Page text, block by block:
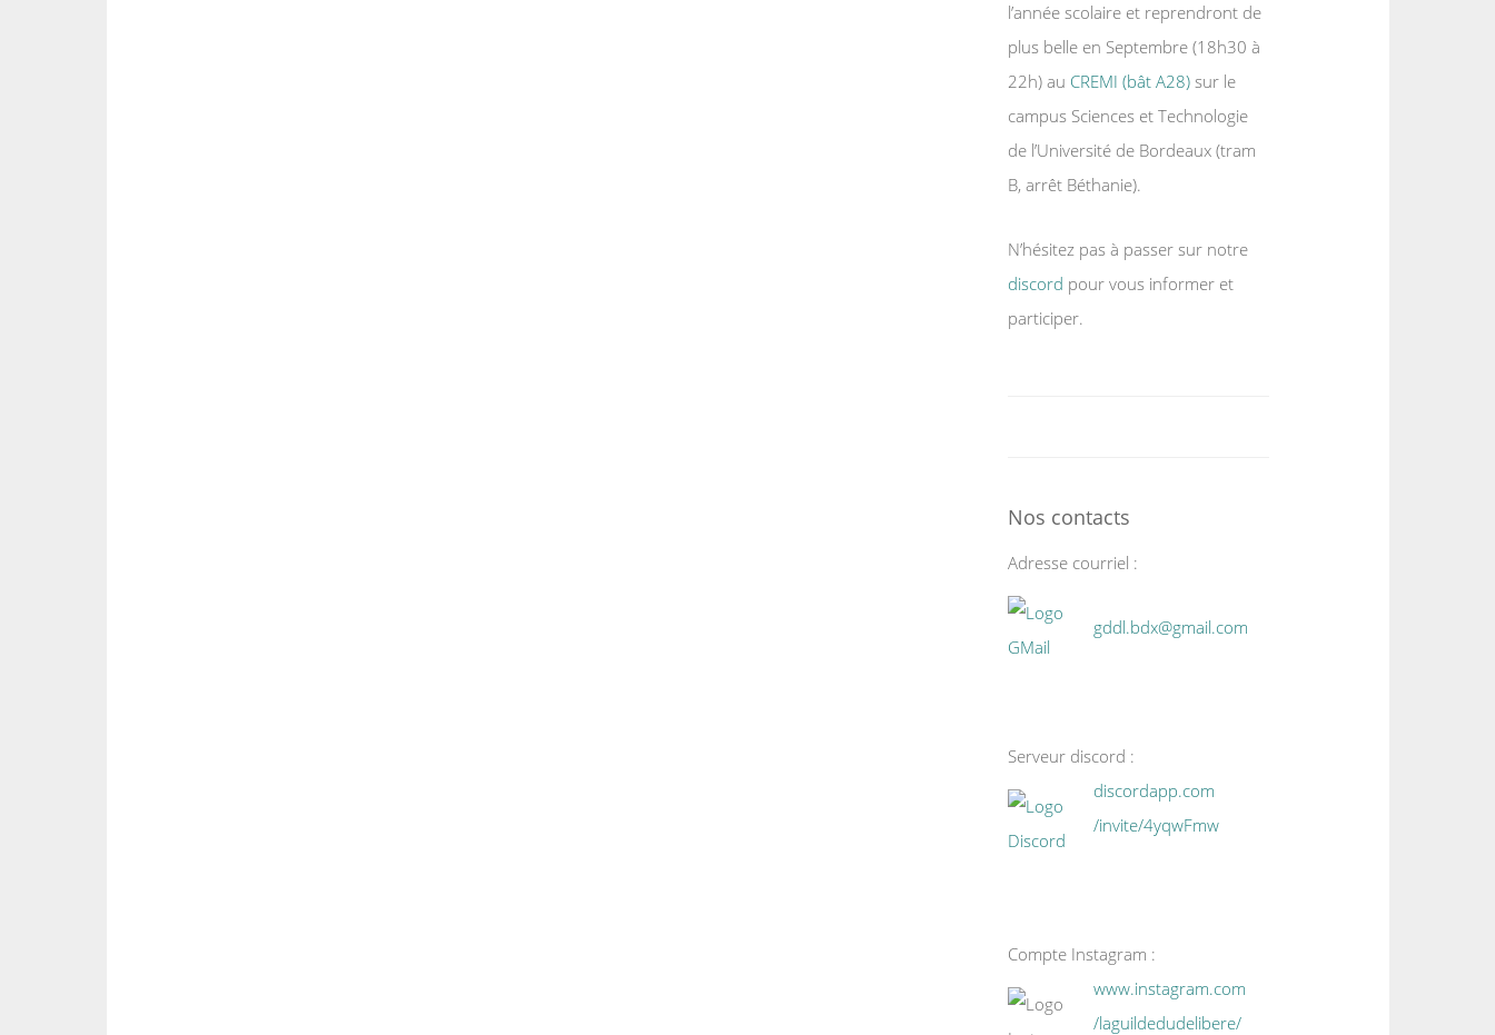
l’année scolaire et reprendront de
plus belle en Septembre (18h30 à
22h) au CREMI (bât A28) sur le
campus Sciences et Technologie
de l’Université de Bordeaux (tram
B, arrêt Béthanie).
N’hésitez pas à passer sur notre
discord pour vous informer et
participer.
Nos contacts
Adresse courriel :
gddl.bdx@gmail.com
Serveur discord :
discordapp.com
/invite/4yqwFmw
Compte Instagram :
www.instagram.com
/laguildedudelibere/